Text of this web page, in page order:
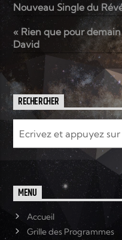
Nouveau Single du
« Rien que pour
David
RECHERCHER
MENU
Accueil
Grille des Programmes